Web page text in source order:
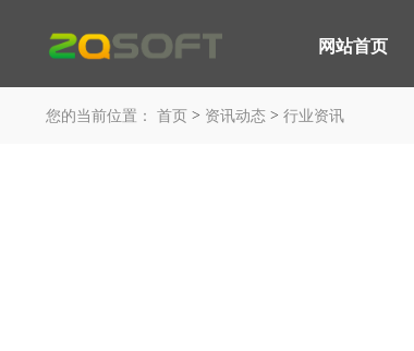
网站首页
工业AI
网站首页
您的当前位置： 首页 > 资讯动态 > 行业资讯